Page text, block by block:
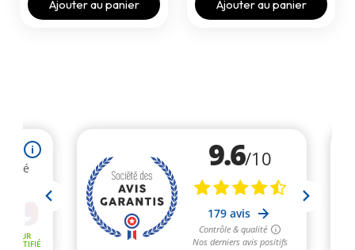
Ajouter au panier Ajouter au panier